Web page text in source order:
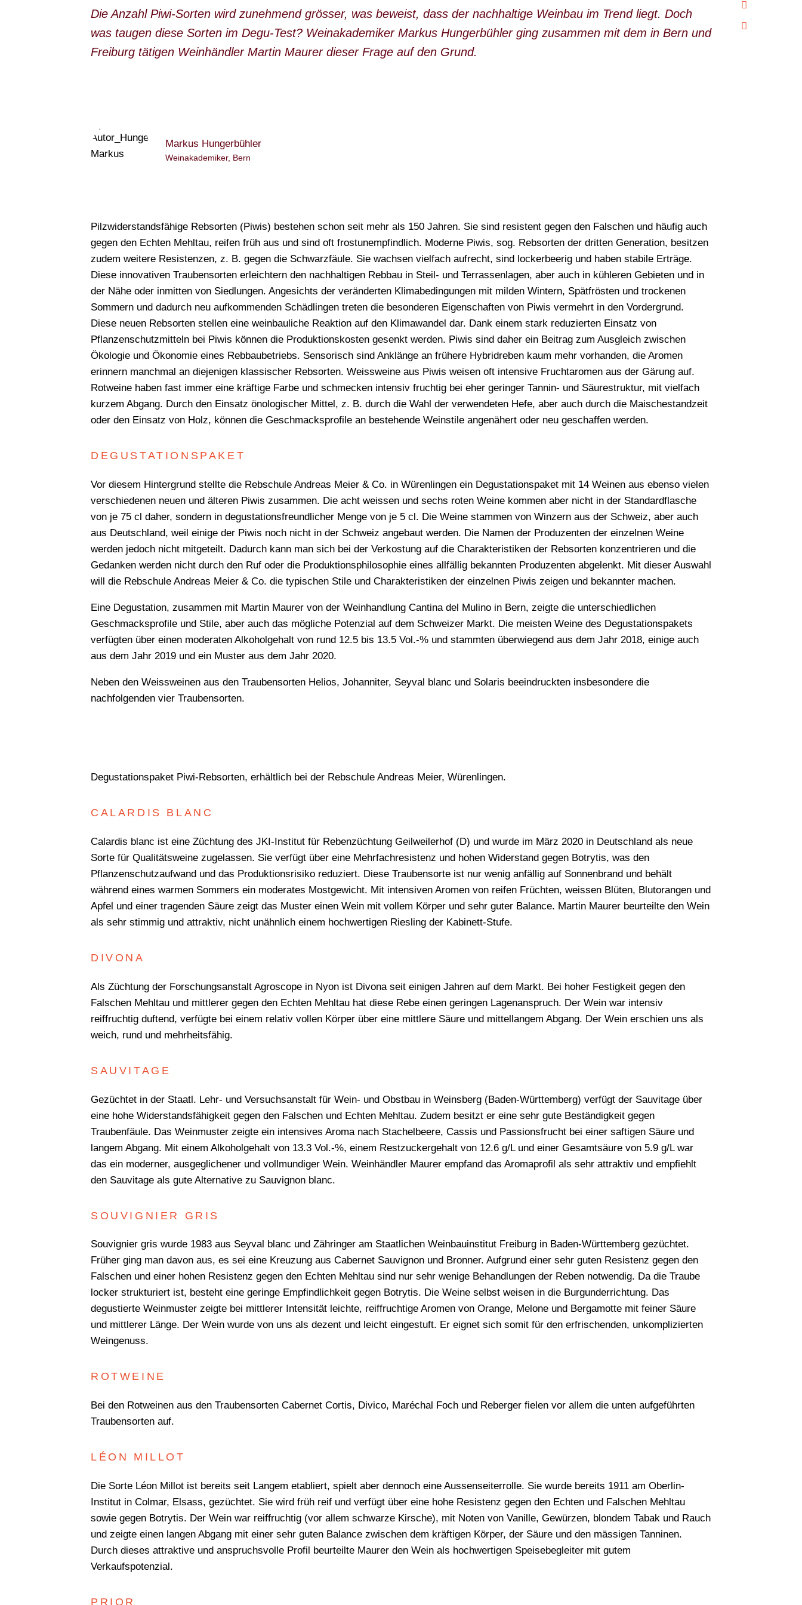
Die Anzahl Piwi-Sorten wird zunehmend grösser, was beweist, dass der nachhaltige Weinbau im Trend liegt. Doch
was taugen diese Sorten im Degu-Test? Weinakademiker Markus Hungerbühler ging zusammen mit dem in Bern und
Freiburg tätigen Weinhändler Martin Maurer dieser Frage auf den Grund.
Markus Hungerbühler
Weinakademiker, Bern
Pilzwiderstandsfähige Rebsorten (Piwis) bestehen schon seit mehr als 150 Jahren. Sie sind resistent gegen den Falschen und häufig auch
gegen den Echten Mehltau, reifen früh aus und sind oft frostunempfindlich. Moderne Piwis, sog. Rebsorten der dritten Generation, besitzen
zudem weitere Resistenzen, z. B. gegen die Schwarzfäule. Sie wachsen vielfach aufrecht, sind lockerbeerig und haben stabile Erträge.
Diese innovativen Traubensorten erleichtern den nachhaltigen Rebbau in Steil- und Terrassenlagen, aber auch in kühleren Gebieten und in
der Nähe oder inmitten von Siedlungen. Angesichts der veränderten Klimabedingungen mit milden Wintern, Spätfrösten und trockenen
Sommern und dadurch neu aufkommenden Schädlingen treten die besonderen Eigenschaften von Piwis vermehrt in den Vordergrund.
Diese neuen Rebsorten stellen eine weinbauliche Reaktion auf den Klimawandel dar. Dank einem stark reduzierten Einsatz von
Pflanzenschutzmitteln bei Piwis können die Produktionskosten gesenkt werden. Piwis sind daher ein Beitrag zum Ausgleich zwischen
Ökologie und Ökonomie eines Rebbaubetriebs. Sensorisch sind Anklänge an frühere Hybridreben kaum mehr vorhanden, die Aromen
erinnern manchmal an diejenigen klassischer Rebsorten. Weissweine aus Piwis weisen oft intensive Fruchtaromen aus der Gärung auf.
Rotweine haben fast immer eine kräftige Farbe und schmecken intensiv fruchtig bei eher geringer Tannin- und Säurestruktur, mit vielfach
kurzem Abgang. Durch den Einsatz önologischer Mittel, z. B. durch die Wahl der verwendeten Hefe, aber auch durch die Maischestandzeit
oder den Einsatz von Holz, können die Geschmacksprofile an bestehende Weinstile angenähert oder neu geschaffen werden.
DEGUSTATIONSPAKET
Vor diesem Hintergrund stellte die Rebschule Andreas Meier & Co. in Würenlingen ein Degustationspaket mit 14 Weinen aus ebenso vielen
verschiedenen neuen und älteren Piwis zusammen. Die acht weissen und sechs roten Weine kommen aber nicht in der Standardflasche
von je 75 cl daher, sondern in degustationsfreundlicher Menge von je 5 cl. Die Weine stammen von Winzern aus der Schweiz, aber auch
aus Deutschland, weil einige der Piwis noch nicht in der Schweiz angebaut werden. Die Namen der Produzenten der einzelnen Weine
werden jedoch nicht mitgeteilt. Dadurch kann man sich bei der Verkostung auf die Charakteristiken der Rebsorten konzentrieren und die
Gedanken werden nicht durch den Ruf oder die Produktionsphilosophie eines allfällig bekannten Produzenten abgelenkt. Mit dieser Auswahl
will die Rebschule Andreas Meier & Co. die typischen Stile und Charakteristiken der einzelnen Piwis zeigen und bekannter machen.
Eine Degustation, zusammen mit Martin Maurer von der Weinhandlung Cantina del Mulino in Bern, zeigte die unterschiedlichen
Geschmacksprofile und Stile, aber auch das mögliche Potenzial auf dem Schweizer Markt. Die meisten Weine des Degustationspakets
verfügten über einen moderaten Alkoholgehalt von rund 12.5 bis 13.5 Vol.-% und stammten überwiegend aus dem Jahr 2018, einige auch
aus dem Jahr 2019 und ein Muster aus dem Jahr 2020.
Neben den Weissweinen aus den Traubensorten Helios, Johanniter, Seyval blanc und Solaris beeindruckten insbesondere die
nachfolgenden vier Traubensorten.
Degustationspaket Piwi-Rebsorten, erhältlich bei der Rebschule Andreas Meier, Würenlingen.
CALARDIS BLANC
Calardis blanc ist eine Züchtung des JKI-Institut für Rebenzüchtung Geilweilerhof (D) und wurde im März 2020 in Deutschland als neue
Sorte für Qualitätsweine zugelassen. Sie verfügt über eine Mehrfachresistenz und hohen Widerstand gegen Botrytis, was den
Pflanzenschutzaufwand und das Produktionsrisiko reduziert. Diese Traubensorte ist nur wenig anfällig auf Sonnenbrand und behält
während eines warmen Sommers ein moderates Mostgewicht. Mit intensiven Aromen von reifen Früchten, weissen Blüten, Blutorangen und
Apfel und einer tragenden Säure zeigt das Muster einen Wein mit vollem Körper und sehr guter Balance. Martin Maurer beurteilte den Wein
als sehr stimmig und attraktiv, nicht unähnlich einem hochwertigen Riesling der Kabinett-Stufe.
DIVONA
Als Züchtung der Forschungsanstalt Agroscope in Nyon ist Divona seit einigen Jahren auf dem Markt. Bei hoher Festigkeit gegen den
Falschen Mehltau und mittlerer gegen den Echten Mehltau hat diese Rebe einen geringen Lagenanspruch. Der Wein war intensiv
reiffruchtig duftend, verfügte bei einem relativ vollen Körper über eine mittlere Säure und mittellangem Abgang. Der Wein erschien uns als
weich, rund und mehrheitsfähig.
SAUVITAGE
Gezüchtet in der Staatl. Lehr- und Versuchsanstalt für Wein- und Obstbau in Weinsberg (Baden-Württemberg) verfügt der Sauvitage über
eine hohe Widerstandsfähigkeit gegen den Falschen und Echten Mehltau. Zudem besitzt er eine sehr gute Beständigkeit gegen
Traubenfäule. Das Weinmuster zeigte ein intensives Aroma nach Stachelbeere, Cassis und Passionsfrucht bei einer saftigen Säure und
langem Abgang. Mit einem Alkoholgehalt von 13.3 Vol.-%, einem Restzuckergehalt von 12.6 g/L und einer Gesamtsäure von 5.9 g/L war
das ein moderner, ausgeglichener und vollmundiger Wein. Weinhändler Maurer empfand das Aromaprofil als sehr attraktiv und empfiehlt
den Sauvitage als gute Alternative zu Sauvignon blanc.
SOUVIGNIER GRIS
Souvignier gris wurde 1983 aus Seyval blanc und Zähringer am Staatlichen Weinbauinstitut Freiburg in Baden-Württemberg gezüchtet.
Früher ging man davon aus, es sei eine Kreuzung aus Cabernet Sauvignon und Bronner. Aufgrund einer sehr guten Resistenz gegen den
Falschen und einer hohen Resistenz gegen den Echten Mehltau sind nur sehr wenige Behandlungen der Reben notwendig. Da die Traube
locker strukturiert ist, besteht eine geringe Empfindlichkeit gegen Botrytis. Die Weine selbst weisen in die Burgunderrichtung. Das
degustierte Weinmuster zeigte bei mittlerer Intensität leichte, reiffruchtige Aromen von Orange, Melone und Bergamotte mit feiner Säure
und mittlerer Länge. Der Wein wurde von uns als dezent und leicht eingestuft. Er eignet sich somit für den erfrischenden, unkomplizierten
Weingenuss.
ROTWEINE
Bei den Rotweinen aus den Traubensorten Cabernet Cortis, Divico, Maréchal Foch und Reberger fielen vor allem die unten aufgeführten
Traubensorten auf.
LÉON MILLOT
Die Sorte Léon Millot ist bereits seit Langem etabliert, spielt aber dennoch eine Aussenseiterrolle. Sie wurde bereits 1911 am Oberlin-
Institut in Colmar, Elsass, gezüchtet. Sie wird früh reif und verfügt über eine hohe Resistenz gegen den Echten und Falschen Mehltau
sowie gegen Botrytis. Der Wein war reiffruchtig (vor allem schwarze Kirsche), mit Noten von Vanille, Gewürzen, blondem Tabak und Rauch
und zeigte einen langen Abgang mit einer sehr guten Balance zwischen dem kräftigen Körper, der Säure und den mässigen Tanninen.
Durch dieses attraktive und anspruchsvolle Profil beurteilte Maurer den Wein als hochwertigen Speisebegleiter mit gutem
Verkaufspotenzial.
PRIOR